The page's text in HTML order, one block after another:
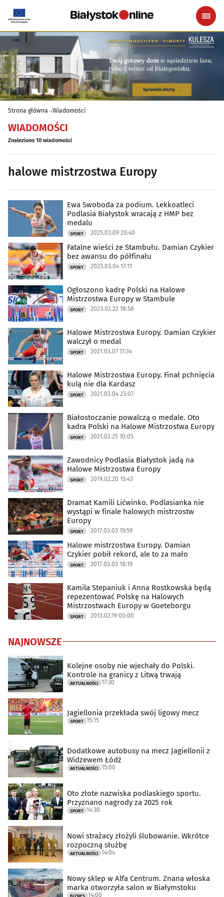
Strona główna Wiadomości
WIADOMOŚCI
Znaleziono 10 wiadomości
halowe mistrzostwa Europy
Ewa Swoboda za podium. Lekkoatleci
Podlasia Białystok wracają z HMP bez
medalu
SPORT 2025.03.09 20:40
Fatalne wieści ze Stambułu. Damian Czykier
bez awansu do półfinału
SPORT 2023.03.04 17:11
Ogłoszono kadrę Polski na Halowe
Mistrzostwa Europy w Stambule
SPORT 2023.02.22 18:58
Halowe Mistrzostwa Europy. Damian Czykier
walczył o medal
SPORT 2021.03.07 17:34
Halowe Mistrzostwa Europy. Finał pchnięcia
kulą nie dla Kardasz
SPORT 2021.03.04 23:07
Białostoczanie powalczą o medale. Oto
kadra Polski na Halowe Mistrzostwa Europy
SPORT 2021.02.25 10:05
Zawodnicy Podlasia Białystok jadą na
Halowe Mistrzostwa Europy
SPORT 2019.02.20 15:43
Dramat Kamili Lićwinko. Podlasianka nie
wystąpi w finale halowych mistrzostw
Europy
SPORT 2017.03.03 19:59
Halowe mistrzostwa Europy. Damian
Czykier pobił rekord, ale to za mało
SPORT 2017.03.03 18:19
Kamila Stepaniuk i Anna Rostkowska będą
repezentować Polskę na Halowych
Mistrzostwach Europy w Goeteborgu
SPORT 2013.02.19 00:00
NAJNOWSZE
Kolejne osoby nie wjechały do Polski.
Kontrole na granicy z Litwą trwają
AKTUALNOŚCI 17:30
Jagiellonia przekłada swój ligowy mecz
SPORT 15:15
Dodatkowe autobusy na mecz Jagiellonii z
Widzewem Łódź
AKTUALNOŚCI 15:00
Oto złote nazwiska podlaskiego sportu.
Przyznano nagrody za 2025 rok
SPORT 14:30
Nowi strażacy złożyli ślubowanie. Wkrótce
rozpoczną służbę
AKTUALNOŚCI 14:04
Nowy sklep w Alfa Centrum. Znana włoska
marka otworzyła salon w Białymstoku
14:00